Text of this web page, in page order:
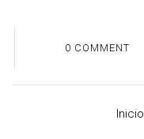
0 COMMENT
Inicio